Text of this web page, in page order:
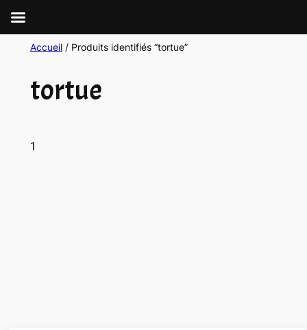
Accueil/ Produits identifiés “tortue”
tortue
1